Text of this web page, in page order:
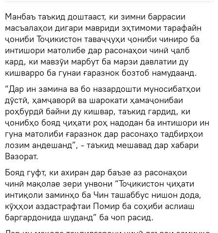
Манбаъ таъкид доштааст, ки зимни баррасии
масъалаҳои дигари мавриди эҳтимоми тарафайн
ҷониби Тоҷикистон таваҷҷуҳи ҷониби чиниро ба
интишори матолибе дар расонаҳои чинӣ ҷалб
кард, ки мавзӯи марбут ба марзи давлатии ду
кишварро ба гунаи ғаразнок бозтоб намудаанд.
“Дар ин замина ва бо назардошти муносибатҳои
дӯстӣ, ҳамҷаворӣ ва шарокати ҳамаҷонибаи
роҳбурдӣ байни ду кишвар, таъкид гардид, ки
ҷонибҳо бояд ҷиҳати роҳ надодан ба интишори ин
гуна матолиби ғаразнок дар расонаҳо тадбирҳои
лозим андешанд”, - таъкид мешавад дар хабари
Вазорат.
Бояд гуфт, ки ахиран дар баъзе аз расонаҳои
чинӣ мақолае зери унвони “Тоҷикистон ҷиҳати
интиқоли заминҳо ба Чин ташаббус нишон дода,
кӯҳҳои аздастрафтаи Помир ба соҳиби аслиаш
баргардонида шуданд” ба чоп расид.